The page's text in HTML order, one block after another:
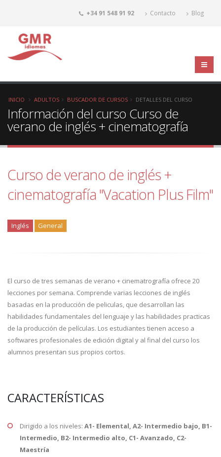
+34 91 548 91 92 Contacto Blog
INICIO ADULTOS BUSCADOR DE CURSOS DETALLES DEL CURSO
Información del curso Curso de
verano de inglés + cinematografía
Curso de verano de inglés +
cinematografía "Vacation Plus Film"
Inglés General
El curso de tres semanas de verano + cinematrografía ofrece 20
lecciones por semana. Comprende varias lecciones de inglés
basadas en la producción de peliculas, que desarrollan las
habilidades fundamentales del lenguaje y las habilidades practicas
de la producción de películas. Los estudiantes tienen acceso a
softwares profesionales de edición digital y al final del curso los
alumnos presentan sus propios cortos.
CARACTERÍSTICAS
Dirigido a los niveles: A1- Elemental, A2- Intermedio bajo, B1-
Intermedio, B2- Intermedio alto, C1- Avanzado, C2-
Maestría